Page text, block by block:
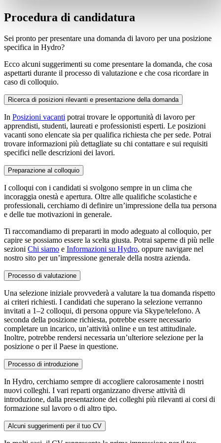
Procedura di candidatura
Sei pronto per presentare una domanda di lavoro per una posizione
specifica in Hydro?
Ecco alcuni suggerimenti su come presentare la domanda, che cosa
aspettarti durante il processo di valutazione e che cosa ricordare in
caso di colloquio.
Ricerca di posizioni rilevanti e presentazione della domanda
In Posizioni vacanti potrai trovare le opportunità di lavoro per
apprendisti, studenti, laureati e professionisti esperti. Le posizioni
vacanti sono elencate sia per qualifica richiesta che per sede. Potrai
trovare informazioni più dettagliate su chi contattare e sui requisiti
specifici nelle descrizioni dei lavori.
Preparazione al colloquio
I colloqui con i candidati si svolgono sempre in un clima che
incoraggia onestà e apertura. Oltre alle qualifiche scolastiche e
professionali, cerchiamo di definire un’impressione della tua persona
e delle tue motivazioni in generale.
Ti raccomandiamo di prepararti in modo adeguato al colloquio, per
capire se possiamo essere la scelta giusta. Potrai saperne di più nelle
sezioni Chi siamo e Informazioni su Hydro, oppure navigare nel
nostro sito per un’impressione generale della nostra azienda.
Processo di valutazione
Una selezione iniziale provvederà a valutare la tua domanda rispetto
ai criteri richiesti. I candidati che superano la selezione verranno
invitati a 1–2 colloqui, di persona oppure via Skype/telefono. A
seconda della posizione richiesta, potrebbe essere necessario
completare un incarico, un’attività online e un test attitudinale.
Inoltre, potrebbe rendersi necessaria un’ulteriore selezione per la
posizione o per il Paese in questione.
Processo di introduzione
In Hydro, cerchiamo sempre di accogliere calorosamente i nostri
nuovi colleghi. I vari reparti organizzano diverse attività di
introduzione, dalla presentazione dei colleghi più rilevanti ai corsi di
formazione sul lavoro o di altro tipo.
Alcuni suggerimenti per il tuo CV